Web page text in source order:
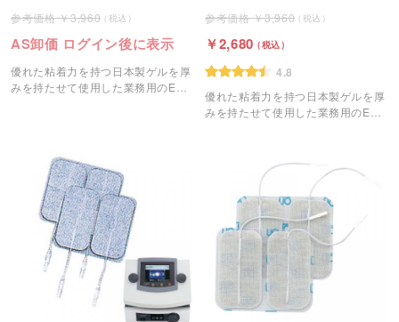
3,960
AS卸価 ログイン後に表示
優れた粘着力を持つ日本製ゲルを厚
みを持たせて使用した業務用のEMS
3,960
2,680
4.8
優れた粘着力を持つ日本製ゲルを厚
みを持たせて使用した業務用のEMS